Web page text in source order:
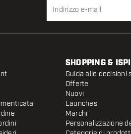
SHOPPING &
Guida alle decisioni
Offerte
Nuovi
Launches
Marchi
Personalizzazione